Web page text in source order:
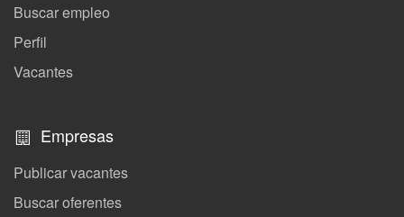
Buscar empleo
Perfil
Vacantes
Empresas
Publicar vacantes
Buscar oferentes